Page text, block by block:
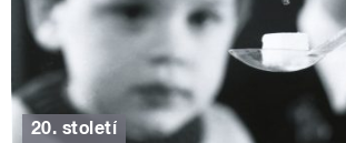
20. století